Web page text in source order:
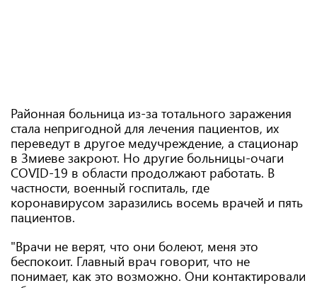
Районная больница из-за тотального заражения
стала непригодной для лечения пациентов, их
переведут в другое медучреждение, а стационар
в Змиеве закроют. Но другие больницы-очаги
COVID-19 в области продолжают работать. В
частности, военный госпиталь, где
коронавирусом заразились восемь врачей и пять
пациентов.
"Врачи не верят, что они болеют, меня это
беспокоит. Главный врач говорит, что не
понимает, как это возможно. Они контактировали